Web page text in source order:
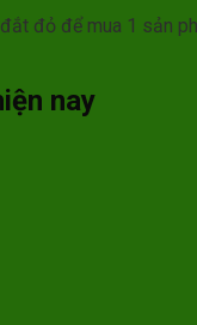
đỏ để mua 1 sản
nay